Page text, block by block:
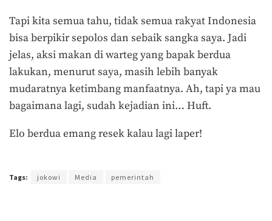
Tapi kita semua tahu, tidak semua rakyat Indonesia
bisa berpikir sepolos dan sebaik sangka saya. Jadi
jelas, aksi makan di warteg yang bapak berdua
lakukan, menurut saya, masih lebih banyak
mudaratnya ketimbang manfaatnya. Ah, tapi ya mau
bagaimana lagi, sudah kejadian ini… Huft.
Elo berdua emang resek kalau lagi laper!
Tags: jokowi Media pemerintah